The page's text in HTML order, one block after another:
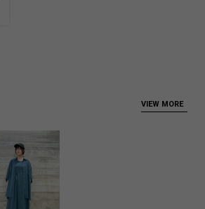
VIEW MORE